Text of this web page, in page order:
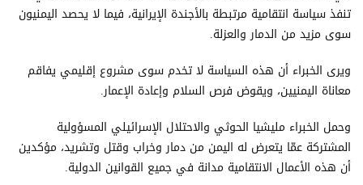
تنفذ سياسة انتقامية مرتبطة بالأجندة الإيرانية، فيما لا يحصد اليمنيون
سوى مزيد من الدمار والعزلة.
ويرى الخبراء أن هذه السياسة لا تخدم سوى مشروع إقليمي يفاقم
معاناة اليمنيين، ويقوض فرص السلام وإعادة الإعمار.
وحمل الخبراء مليشيا الحوثي والاحتلال الإسرائيلي المسؤولية
المشتركة عمّا يتعرض له اليمن من دمار وخراب وقتل وتشريد، مؤكدين
أن هذه الأعمال الانتقامية مدانة في جميع القوانين الدولية.